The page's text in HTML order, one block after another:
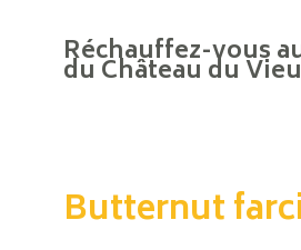
Réchauffez-vous
du Château du
Butternut